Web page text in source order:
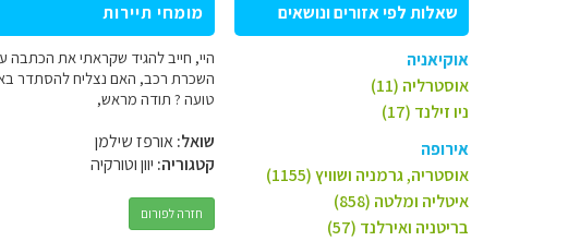
שאלות לפי אזורים ונושאים
אוקיאניה
אוסטרליה (11)
ניו זילנד (17)
אירופה
אוסטריה, גרמניה ושוויץ (1155)
איטליה ומלטה (858)
בריטניה ואירלנד (57)
מומחי תיירות
השכרת רכב, האם נצליח להסתדר
טועה ? תודה מראש,
שואל:אורפז שילמן
קטגוריה: יוון וטורקיה
חזרה לפורום